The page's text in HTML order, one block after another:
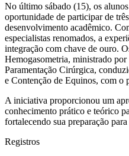
No último sábado (15), os
oportunidade de participar de
desenvolvimento acadêmico.
especialistas renomados, a
integração com chave de ouro.
Hemogasometria, ministrado
Paramentação Cirúrgica,
e Contenção de Equinos, com o
A iniciativa proporcionou um
conhecimento prático e teórico
fortalecendo sua preparação
Registros